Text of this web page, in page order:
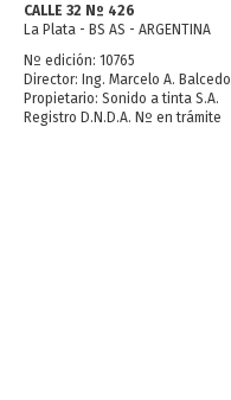
CALLE 32 Nº 426
La Plata - BS AS - ARGENTINA
Nº edición: 10765
Director: Ing. Marcelo A. Balcedo
Propietario: Sonido a tinta S.A.
Registro D.N.D.A. Nº en trámite